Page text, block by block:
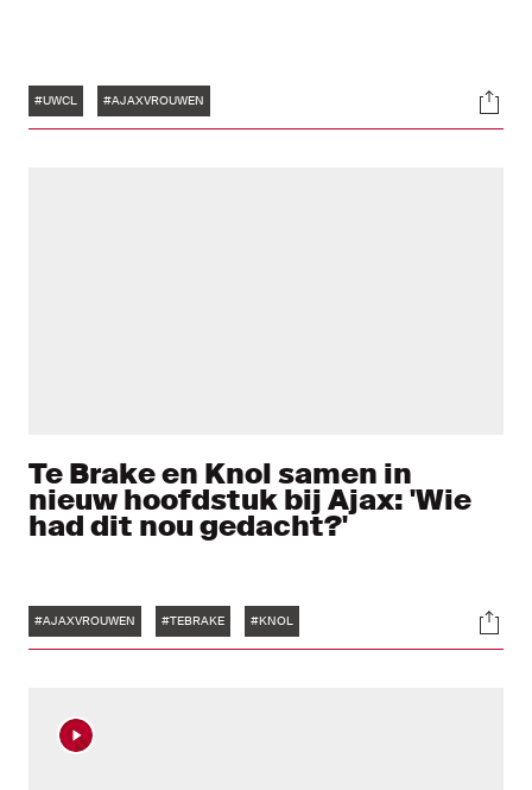
Tags
#UWCL #AJAXVROUWEN
Te Brake en Knol samen in
nieuw hoofdstuk bij Ajax: 'Wie
had dit nou gedacht?'
Tags
#AJAXVROUWEN #TEBRAKE #KNOL